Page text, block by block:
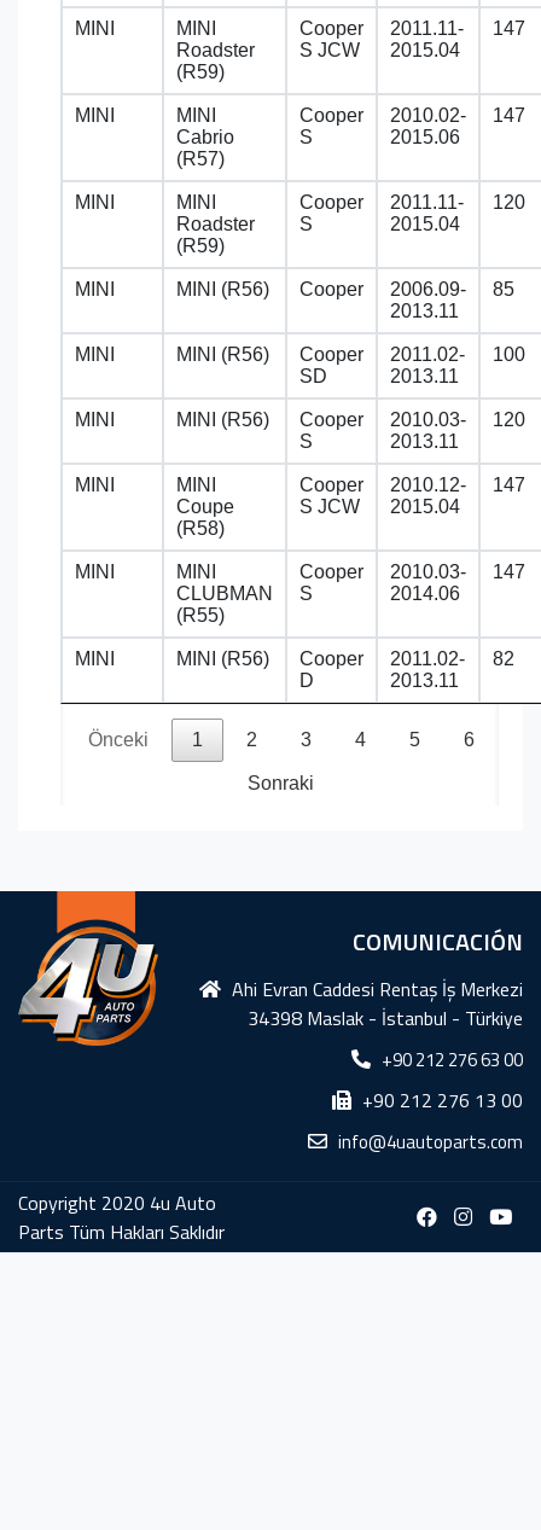
MINI
MINI
Roadster
(R59)
Cooper
S JCW
2011.11-
2015.04
147
MINI
MINI
Cabrio
(R57)
Cooper
S
2010.02-
2015.06
147
MINI
MINI
Roadster
(R59)
Cooper
S
2011.11-
2015.04
120
MINI MINI (R56) Cooper
2006.09-
2013.11
85
MINI MINI (R56)
Cooper
SD
2011.02-
2013.11
100
MINI MINI (R56)
Cooper
S
2010.03-
2013.11
120
MINI
MINI
Coupe
(R58)
Cooper
S JCW
2010.12-
2015.04
147
MINI
MINI
CLUBMAN
(R55)
Cooper
S
2010.03-
2014.06
147
MINI MINI (R56)
Cooper
D
2011.02-
2013.11
82
Önceki 1 2 3 4 5 6
Sonraki
COMUNICACIÓN
Ahi Evran Caddesi Rentaş İş Merkezi
34398 Maslak - İstanbul - Türkiye
+90 212 276 63 00
+90 212 276 13 00
info@4uautoparts.com
Copyright 2020 4u Auto
Parts Tüm Hakları Saklıdır